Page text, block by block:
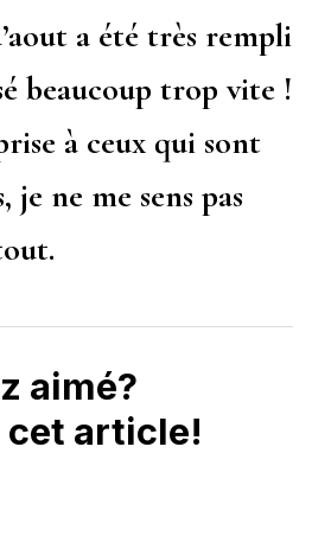
a été très rempli
beaucoup trop vite !
à ceux qui sont
je ne me sens pas
aimé?
cet article!